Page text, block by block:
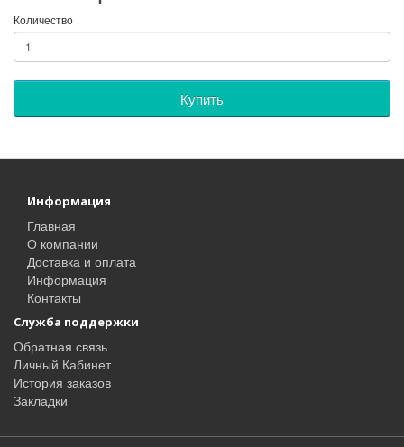
Количество
Купить
Информация
Главная
О компании
Доставка и оплата
Информация
Контакты
Служба поддержки
Обратная связь
Личный Кабинет
История заказов
Закладки